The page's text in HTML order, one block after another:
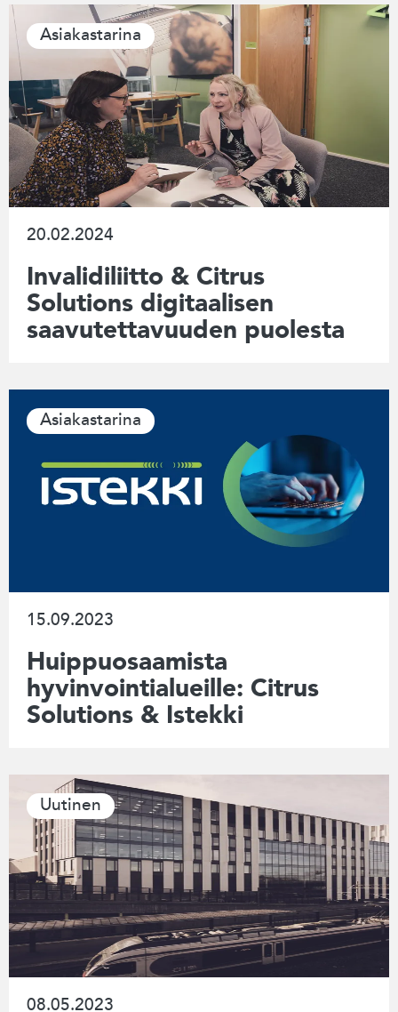
Asiakastarina
20.02.2024
Invalidiliitto & Citrus
Solutions digitaalisen
saavutettavuuden puolesta
Asiakastarina
15.09.2023
Huippuosaamista
hyvinvointialueille: Citrus
Solutions & Istekki
Uutinen
08.05.2023